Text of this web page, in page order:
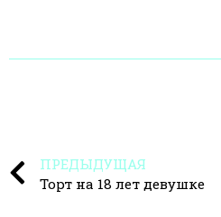
ПРЕДЫДУЩАЯ
Торт на 18 лет девушке